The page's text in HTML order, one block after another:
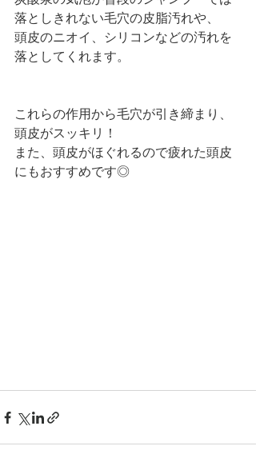
落としきれない毛穴の皮脂汚れや、
頭皮のニオイ、シリコンなどの汚れを
落としてくれます。
これらの作用から毛穴が引き締まり、
頭皮がスッキリ！
また、頭皮がほぐれるので疲れた頭皮
にもおすすめです◎